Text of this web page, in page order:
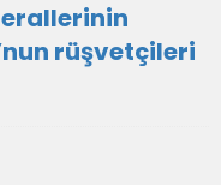
rüşvetçileri